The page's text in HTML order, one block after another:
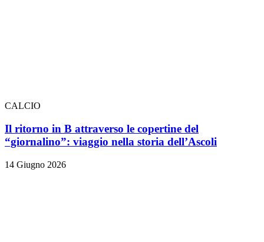
CALCIO
Il ritorno in B attraverso le copertine del
“giornalino”: viaggio nella storia dell’Ascoli
14 Giugno 2026